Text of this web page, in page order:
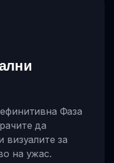
Фаза
да
визуалите за
на ужас.